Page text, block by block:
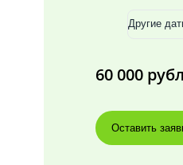
Другие
60 000
Оставить